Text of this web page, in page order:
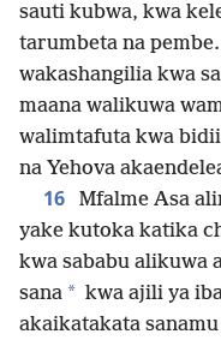
sauti kubwa, kwa
tarumbeta na pembe.
wakashangilia kwa
maana walikuwa
walimtafuta kwa
na Yehova
16 Mfalme Asa
yake kutoka katika
kwa sababu alikuwa
sana * kwa ajili ya
akaikatakata